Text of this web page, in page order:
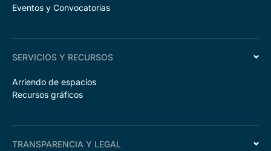
Eventos y Convocatorias
SERVICIOS Y RECURSOS
Arriendo de espacios
Recursos gráficos
TRANSPARENCIA Y LEGAL